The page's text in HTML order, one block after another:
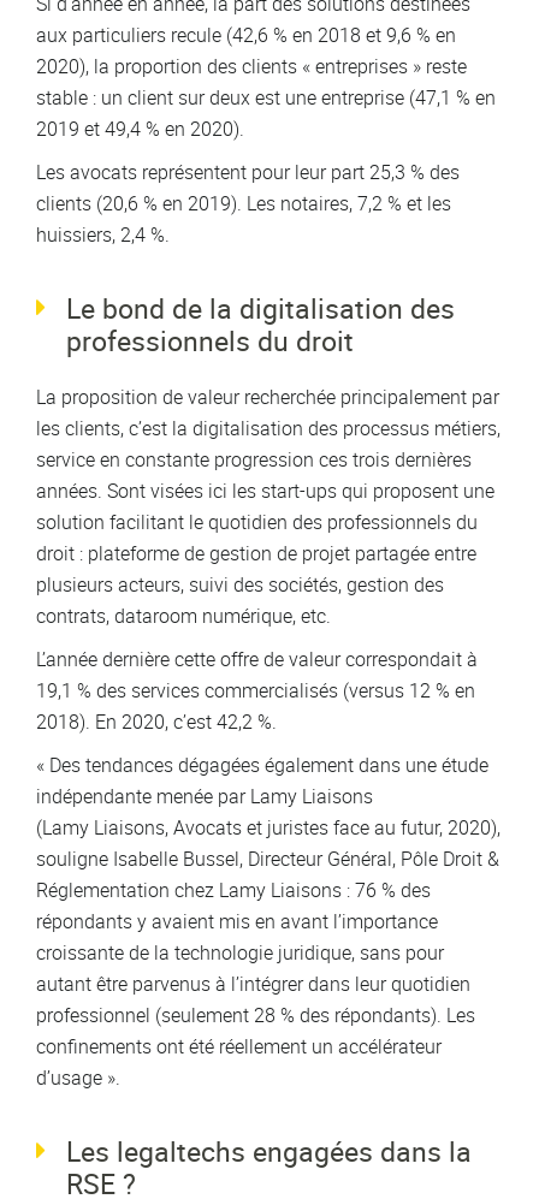
aux particuliers recule (42,6 % en 2018 et 9,6 % en
2020), la proportion des clients « entreprises » reste
stable : un client sur deux est une entreprise (47,1 % en
2019 et 49,4 % en 2020).
Les avocats représentent pour leur part 25,3 % des
clients (20,6 % en 2019). Les notaires, 7,2 % et les
huissiers, 2,4 %.
Le bond de la digitalisation des
professionnels du droit
La proposition de valeur recherchée principalement par
les clients, c’est la digitalisation des processus métiers,
service en constante progression ces trois dernières
années. Sont visées ici les start-ups qui proposent une
solution facilitant le quotidien des professionnels du
droit : plateforme de gestion de projet partagée entre
plusieurs acteurs, suivi des sociétés, gestion des
contrats, dataroom numérique, etc.
L’année dernière cette offre de valeur correspondait à
19,1 % des services commercialisés (versus 12 % en
2018). En 2020, c’est 42,2 %.
« Des tendances dégagées également dans une étude
indépendante menée par Lamy Liaisons
(Lamy Liaisons, Avocats et juristes face au futur, 2020),
souligne Isabelle Bussel, Directeur Général, Pôle Droit &
Réglementation chez Lamy Liaisons : 76 % des
répondants y avaient mis en avant l’importance
croissante de la technologie juridique, sans pour
autant être parvenus à l’intégrer dans leur quotidien
professionnel (seulement 28 % des répondants). Les
confinements ont été réellement un accélérateur
d’usage ».
Les legaltechs engagées dans la
RSE ?